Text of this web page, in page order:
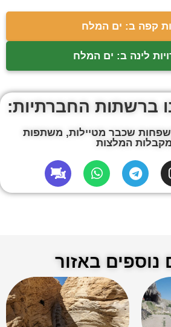
קפה ב: ים המלח
לינה ב: ים המלח
ברשתות החברתיות:
שכבר מטיילות, משתפות
המלצות
נוספים באזור